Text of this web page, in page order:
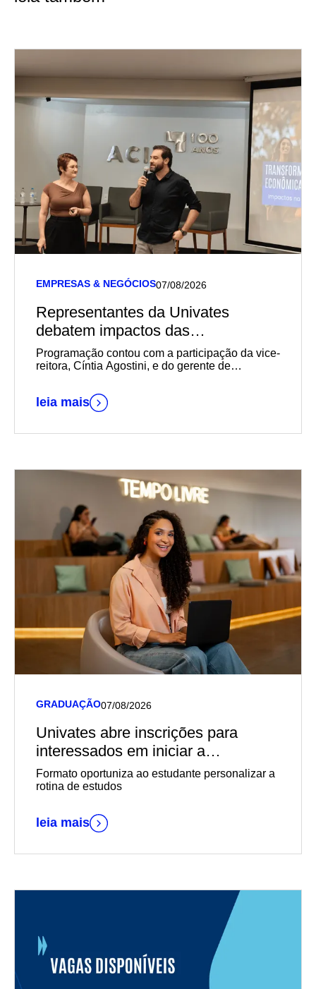
EMPRESAS & NEGÓCIOS07/08/2026
Representantes da Univates
debatem impactos das
transformações sociais,
econômicas e geracionais na
almoço da Acil
Programação contou com a participação da vice-
reitora, Cíntia Agostini, e do gerente de
instituição, Daniel Wallerius
leia mais
GRADUAÇÃO07/08/2026
Univates abre inscrições para
interessados em iniciar a
graduação EaD em outubro
Formato oportuniza ao estudante personalizar a
rotina de estudos
leia mais